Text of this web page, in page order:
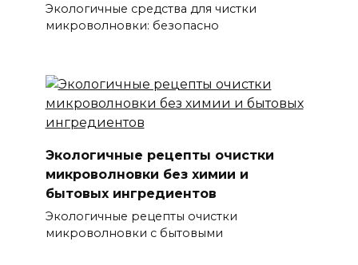
Экологичные средства для чистки
микроволновки: безопасно
Экологичные рецепты очистки
микроволновки без химии и
бытовых ингредиентов
Экологичные рецепты очистки
микроволновки с бытовыми